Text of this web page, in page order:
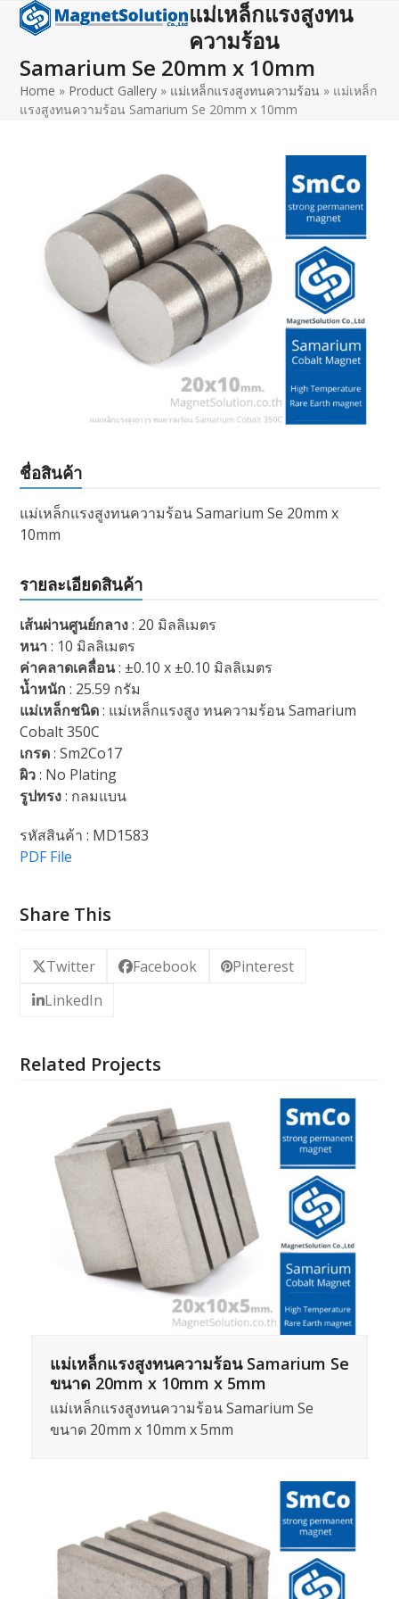
SkipOpen
mobile
menu
Close
mobile
menu
แม่เหล็กแรงสูงทน
ความร้อน
Samarium Se 20mm x 10mm
Home » Product Gallery » แม่เหล็กแรงสูงทนความร้อน » แม่เหล็ก
แรงสูงทนความร้อน Samarium Se 20mm x 10mm
ชื่อสินค้า
แม่เหล็กแรงสูงทนความร้อน Samarium Se 20mm x
10mm
รายละเอียดสินค้า
เส้นผ่านศูนย์กลาง: 20 มิลลิเมตร
หนา : 10 มิลลิเมตร
ค่าคลาดเคลื่อน: ±0.10 x ±0.10 มิลลิเมตร
น้ำหนัก : 25.59 กรัม
แม่เหล็กชนิด: แม่เหล็กแรงสูง ทนความร้อน Samarium
Cobalt 350C
เกรด: Sm2Co17
ผิว: No Plating
รูปทรง: กลมแบน
รหัสสินค้า : MD1583
PDF File
Share This
Twitter Facebook
Pinterest
LinkedIn
Related Projects
แม่เหล็กแรงสูงทนความร้อน Samarium Se
ขนาด 20mm x 10mm x 5mm
แม่เหล็กแรงสูงทนความร้อน Samarium Se
ขนาด 20mm x 10mm x 5mm